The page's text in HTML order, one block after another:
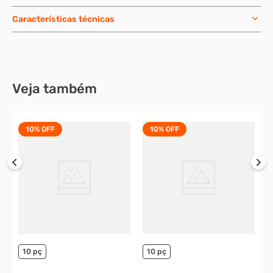
10 pç 50 pç
ou x de R$ 36,40
Porca sextavada g.2 -
Características técnicas
Veja também
10% OFF
10 pç
10% OFF
10 pç